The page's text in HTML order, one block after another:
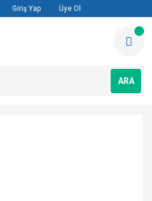
Giriş Yap Üye Ol
ARA